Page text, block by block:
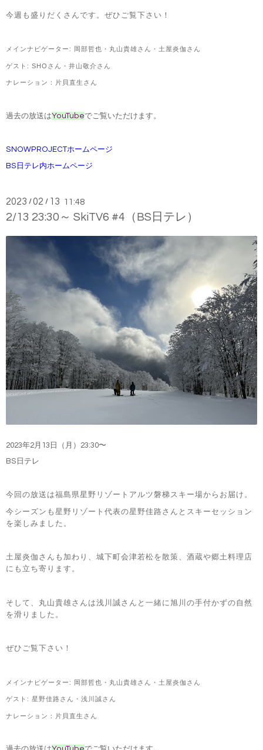
今週も盛りだくさんです。ぜひご覧下さい！
メインナビゲーター : 岡部哲也・ 丸山貴雄さん・土屋炎伽さん
ゲスト: SHOさん・井山敬介さん
ナレーション：片貝直生さん
過去の放送はYouTubeでご覧いただけます。
SNOWPROJECTホームページ
BS日テレ内ホームページ
2023 /02 / 13 11:48
2/13 23:30～ SkiTV6 #4（BS日テレ）
2023年2 月13 日（月） 23:30〜
BS日テレ
今回の放送は福島県星野リゾートアルツ磐梯スキー場からお届け。
今シーズンも星野リゾート代表の星野佳路さんとスキーセッション
を楽しみました。
土屋炎伽さんも加わり、城下町会津若松を散策、酒蔵や郷土料理店
にも立ち寄ります。
そして、丸山貴雄さんは浅川誠さんと一緒に旭川の手付かずの自然
を滑りました。
ぜひご覧下さい！
メインナビゲーター : 岡部哲也・ 丸山貴雄さん・土屋炎伽さん
ゲスト: 星野佳路さん・浅川誠さん
ナレーション：片貝直生さん